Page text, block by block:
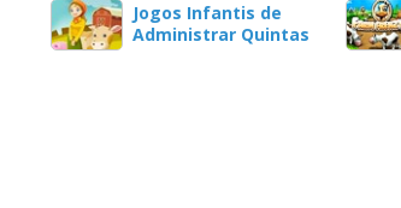
Jogos Infantis de
Administrar Quintas